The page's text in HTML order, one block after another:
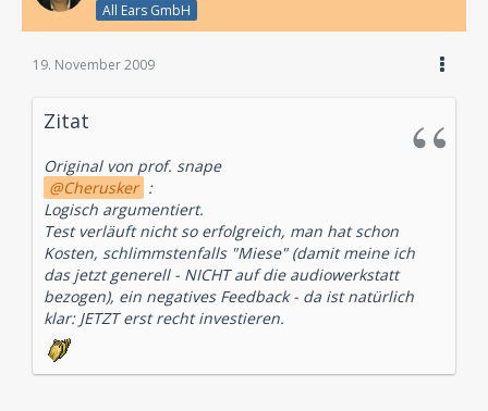
All Ears GmbH
19. November 2009
Zitat
Original von prof. snape
Cherusker :
Logisch argumentiert.
Test verläuft nicht so erfolgreich, man hat schon
Kosten, schlimmstenfalls "Miese" (damit meine ich
das jetzt generell - NICHT auf die audiowerkstatt
bezogen), ein negatives Feedback - da ist natürlich
klar: JETZT erst recht investieren.